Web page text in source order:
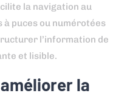
la navigation au
à puces ou numérotées
l’information de
et lisible.
la